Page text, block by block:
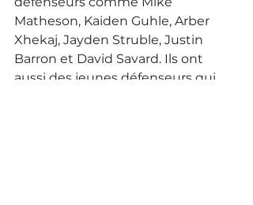
Matheson, Kaiden Guhle, Arber
Xhekaj, Jayden Struble, Justin
Barron et David Savard. Ils ont
aussi des jeunes défenseurs qui